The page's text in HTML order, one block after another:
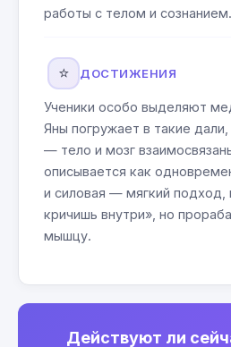
работы с телом и сознанием.
⭐ ДОСТИЖЕНИЯ
Ученики особо выделяют
Яны погружает в такие
— тело и мозг
описывается как
и силовая — мягкий подход,
кричишь внутри», но
мышцу.
Действуют ли